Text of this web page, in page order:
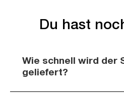
Du hast
Wie schnell wird der
geliefert?